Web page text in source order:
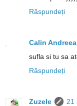
Răspundeți
Calin
sufla si tu sa
Răspundeți
Zuzele
21